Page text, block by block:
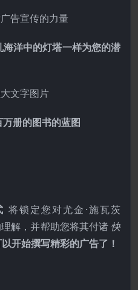
告宣传的力量
洋中的灯塔一样为您的潜
文字图片
册的图书的蓝图
将锁定您对尤金·施瓦茨
解，并帮助您将其付诸 快
开始撰写精彩的广告了！